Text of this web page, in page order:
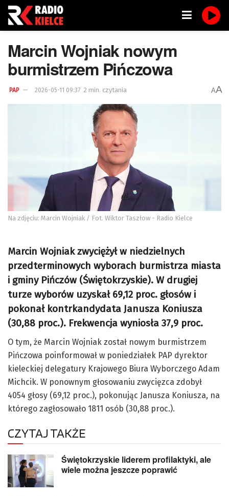
Marcin Wojniak nowym
burmistrzem Pińczowa
PAP 2026-05-11 09:37 2 min. czytania AA
Na zdjęciu: Marcin Wojniak / Fot. Wiktor Taszłow - Radio Kielce
Marcin Wojniak zwyciężył w niedzielnych
przedterminowych wyborach burmistrza miasta
i gminy Pińczów (Świętokrzyskie). W drugiej
turze wyborów uzyskał 69,12 proc. głosów i
pokonał kontrkandydata Janusza Koniusza
(30,88 proc.). Frekwencja wyniosła 37,9 proc.
O tym, że Marcin Wojniak został nowym burmistrzem
Pińczowa poinformował w poniedziałek PAP dyrektor
kieleckiej delegatury Krajowego Biura Wyborczego Adam
Michcik. W ponownym głosowaniu zwycięzca zdobył
4054 głosy (69,12 proc.), pokonując Janusza Koniusza, na
którego zagłosowało 1811 osób (30,88 proc.).
CZYTAJ TAKŻE
Świętokrzyskie liderem profilaktyki, ale
wiele można jeszcze poprawić